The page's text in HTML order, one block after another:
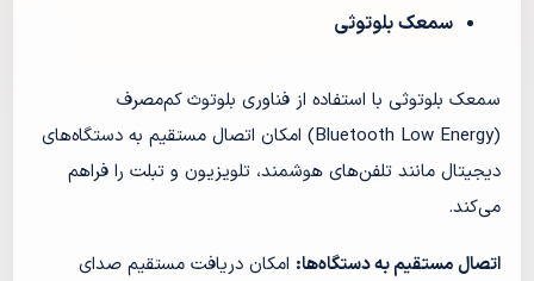
سمعک بلوتوثی
سمعک بلوتوثی با استفاده از فناوری بلوتوث کم‌مصرف
(Bluetooth Low Energy) امکان اتصال مستقیم به دستگاه‌های
دیجیتال مانند تلفن‌های هوشمند، تلویزیون و تبلت را فراهم
می‌کند.
اتصال مستقیم به دستگاه‌ها: امکان دریافت مستقیم صدای